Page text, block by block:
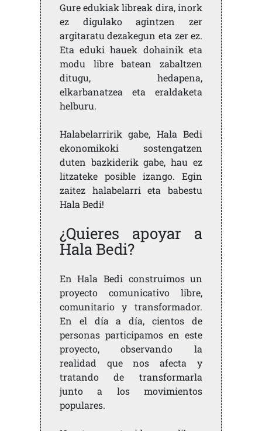
Gure edukiak libreak dira, inork
ez digulako agintzen zer
argitaratu dezakegun eta zer ez.
Eta eduki hauek dohainik eta
modu libre batean zabaltzen
ditugu, hedapena,
elkarbanatzea eta eraldaketa
helburu.
Halabelarririk gabe, Hala Bedi
ekonomikoki sostengatzen
duten bazkiderik gabe, hau ez
litzateke posible izango. Egin
zaitez halabelarri eta babestu
Hala Bedi!
¿Quieres apoyar a
Hala Bedi?
En Hala Bedi construimos un
proyecto comunicativo libre,
comunitario y transformador.
En el día a día, cientos de
personas participamos en este
proyecto, observando la
realidad que nos afecta y
tratando de transformarla
junto a los movimientos
populares.